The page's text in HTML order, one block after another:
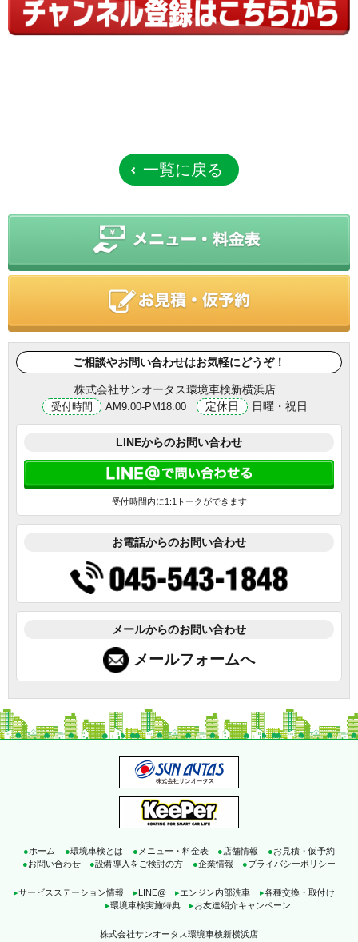
一覧に戻る
ご相談やお問い合わせはお気軽にどうぞ！
株式会社サンオータス環境車検新横浜店
受付時間 AM9:00-PM18:00 定休日 日曜・祝日
LINEからのお問い合わせ
受付時間内に1:1トークができます
お電話からのお問い合わせ
メールからのお問い合わせ
メールフォームへ
●ホーム ●環境車検とは ● メニュー・料金表 ●店舗情報 ●お見積・仮予約
●お問い合わせ ●設備導入をご検討の方 ●企業情報 ●プライバシーポリシー
▸サービスステーション情報 ▸LINE@ ▸エンジン内部洗車 ▸各種交換・取付け
▸環境車検実施特典 ▸お友達紹介キャンペーン
株式会社サンオータス環境車検新横浜店